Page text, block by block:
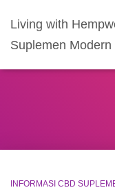
Living with
Suplemen Modern
INFORMASI CBD